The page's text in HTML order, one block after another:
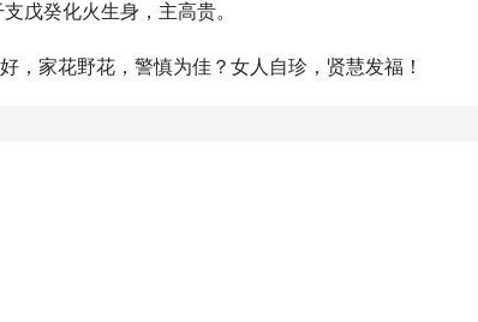
戊癸化火生身，主高贵。
，家花野花，警慎为佳？女人自珍，贤慧发福！